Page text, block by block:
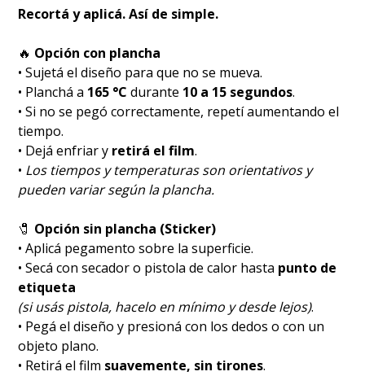
Recortá y aplicá. Así de simple.
🔥 Opción con plancha
• Sujetá el diseño para que no se mueva.
• Planchá a 165 °C durante 10 a 15 segundos.
• Si no se pegó correctamente, repetí aumentando el
tiempo.
• Dejá enfriar y retirá el film.
• Los tiempos y temperaturas son orientativos y
pueden variar según la plancha.
🧷 Opción sin plancha (Sticker)
• Aplicá pegamento sobre la superficie.
• Secá con secador o pistola de calor hasta punto de
etiqueta
(si usás pistola, hacelo en mínimo y desde lejos).
• Pegá el diseño y presioná con los dedos o con un
objeto plano.
• Retirá el film suavemente, sin tirones.